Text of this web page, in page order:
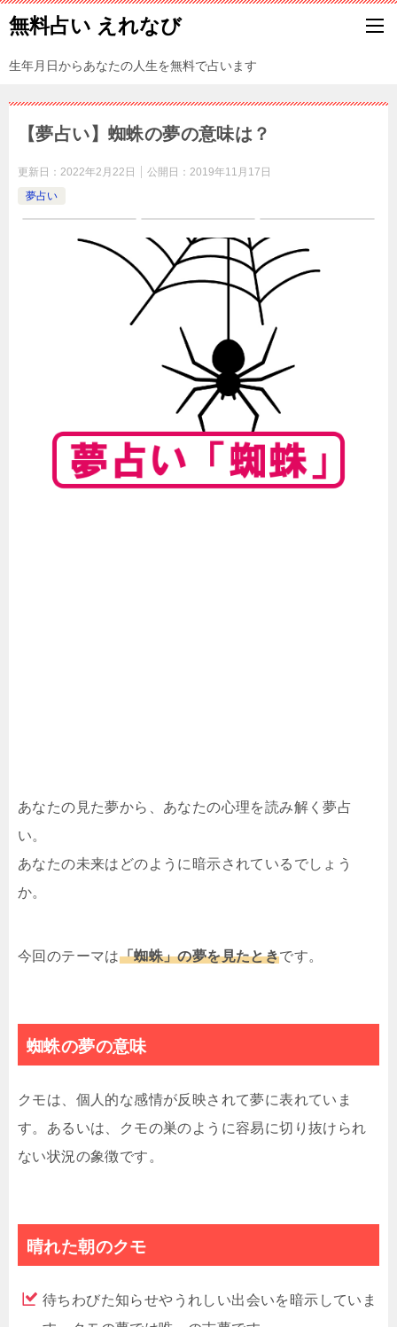
無料占い えれなび
生年月日からあなたの人生を無料で占います
【夢占い】蜘蛛の夢の意味は？
更新日： 2022年2月22日 公開日： 2019年11月17日
夢占い
あなたの見た夢から、あなたの心理を読み解く夢占
い。
あなたの未来はどのように暗示されているでしょう
か。
今回のテーマは「蜘蛛」の夢を見たときです。
蜘蛛の夢の意味
クモは、個人的な感情が反映されて夢に表れていま
す。あるいは、クモの巣のように容易に切り抜けられ
ない状況の象徴です。
晴れた朝のクモ
待ちわびた知らせやうれしい出会いを暗示していま